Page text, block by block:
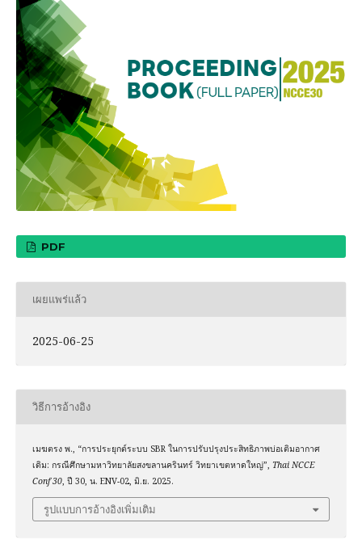
PDF
เผยแพร่แล้ว
2025-06-25
วิธีการอ้างอิง
เมฆตรง พ., “การประยุกต์ระบบ SBR ในการปรับปรุงประสิทธิภาพบ่อเติมอากาศ
เดิม: กรณีศึกษามหาวิทยาลัยสงขลานครินทร์ วิทยาเขตหาดใหญ่”, Thai NCCE
Conf 30, ปี 30, น. ENV-02, มิ.ย. 2025.
รูปแบบการอ้างอิงเพิ่มเติม